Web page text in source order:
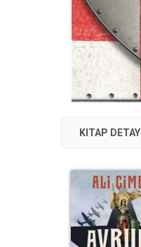
KITAP DETAYI